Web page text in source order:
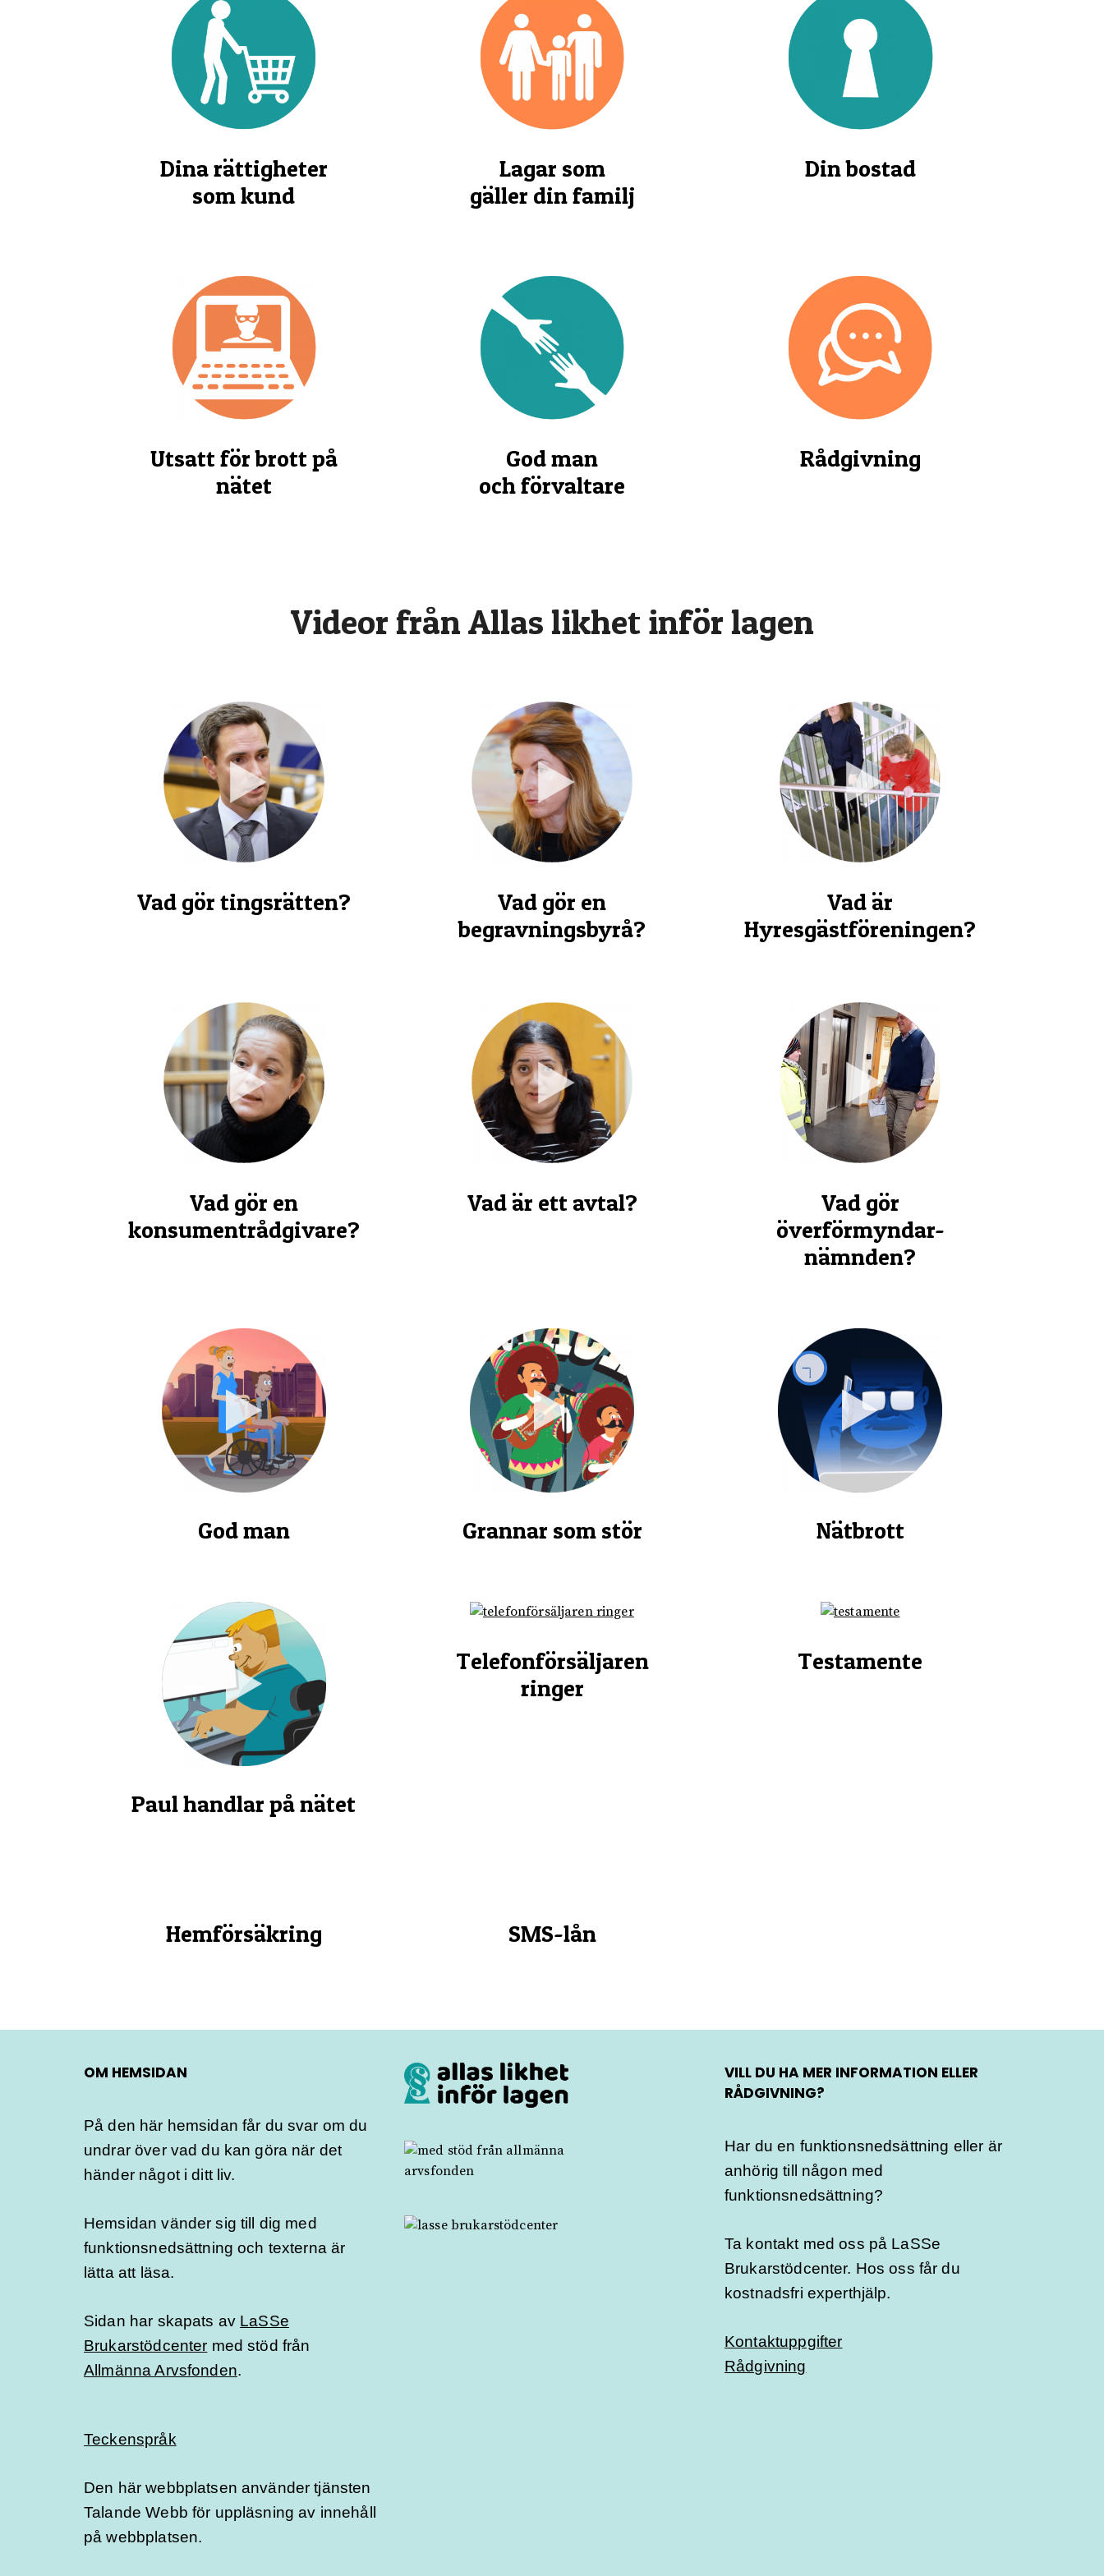
Dina rättigheter
som kund
Lagar som
gäller din familj
Din bostad
Utsatt för brott på
nätet
God man
och förvaltare
Rådgivning
Videor från Allas likhet inför lagen
Vad gör tingsrätten?
Vad gör en
begravningsbyrå?
Vad är
Hyresgästföreningen?
Vad gör en
konsumentrådgivare?
Vad är ett avtal?
Vad gör
överförmyndar-
nämnden?
God man Grannar som stör Nätbrott
Paul handlar på nätet
Telefonförsäljaren
ringer
Testamente
Hemförsäkring SMS-lån
OM HEMSIDAN
På den här hemsidan får du svar om du
undrar över vad du kan göra när det
händer något i ditt liv.
Hemsidan vänder sig till dig med
funktionsnedsättning och texterna är
lätta att läsa.
Sidan har skapats av LaSSe
Brukarstödcenter med stöd från
Allmänna Arvsfonden.
Teckenspråk
Den här webbplatsen använder tjänsten
Talande Webb för uppläsning av innehåll
på webbplatsen.
VILL DU HA MER INFORMATION ELLER
RÅDGIVNING?
Har du en funktionsnedsättning eller är
anhörig till någon med
funktionsnedsättning?
Ta kontakt med oss på LaSSe
Brukarstödcenter. Hos oss får du
kostnadsfri experthjälp.
Kontaktuppgifter
Rådgivning